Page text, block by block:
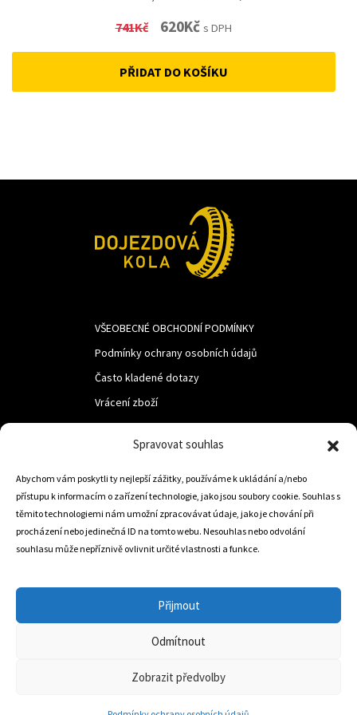
Spravovat souhlas
Abychom vám poskytli ty nejlepší zážitky, používáme k ukládání a/nebo
přístupu k informacím o zařízení technologie, jako jsou soubory cookie. Souhlas s
těmito technologiemi nám umožní zpracovávat údaje, jako je chování při
procházení nebo jedinečná ID na tomto webu. Nesouhlas nebo odvolání
souhlasu může nepříznivě ovlivnit určité vlastnosti a funkce.
Přijmout
Odmítnout
Zobrazit předvolby
741Kč
Original
price
was:
620KčCurrent
price
is:
s DPH
PŘIDAT DO KOŠÍKU
VŠEOBECNÉ OBCHODNÍ PODMÍNKY
Podmínky ochrany osobních údajů
Často kladené dotazy
Vrácení zboží
LUF s.r.o.
Nám. M.R.Štefanika 518,
Trstená 02801
info@dojezdovakola.com